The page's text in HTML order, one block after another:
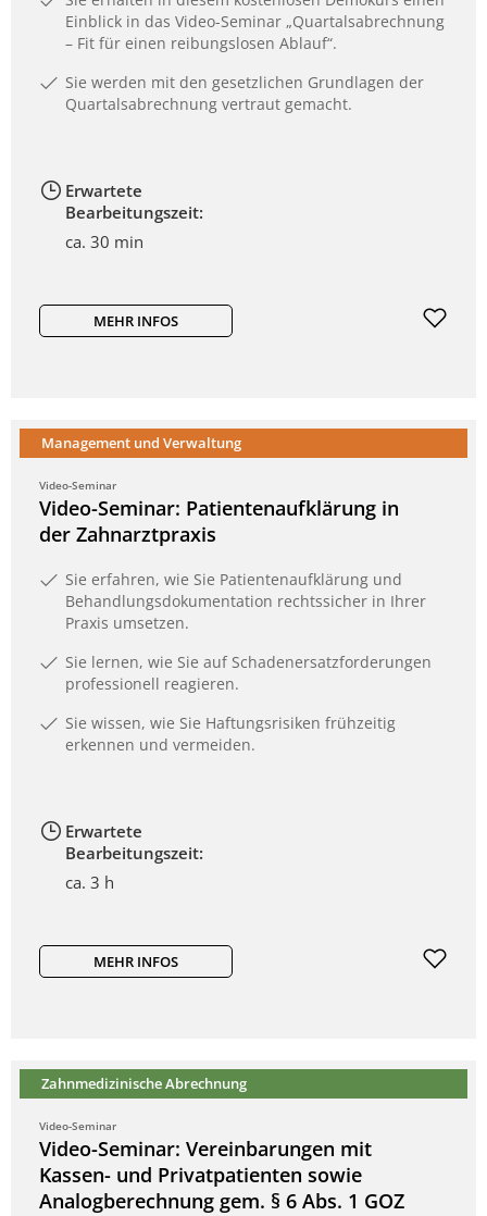
Einblick in das Video-Seminar „Quartalsabrechnung
– Fit für einen reibungslosen Ablauf“.
Sie werden mit den gesetzlichen Grundlagen der
Quartalsabrechnung vertraut gemacht.
Erwartete
Bearbeitungszeit:
ca. 30 min
MEHR INFOS
Management und Verwaltung
Video-Seminar
Video-Seminar: Patientenaufklärung in
der Zahnarztpraxis
Sie erfahren, wie Sie Patientenaufklärung und
Behandlungsdokumentation rechtssicher in Ihrer
Praxis umsetzen.
Sie lernen, wie Sie auf Schadenersatzforderungen
professionell reagieren.
Sie wissen, wie Sie Haftungsrisiken frühzeitig
erkennen und vermeiden.
Erwartete
Bearbeitungszeit:
ca. 3 h
MEHR INFOS
Zahnmedizinische Abrechnung
Video-Seminar
Video-Seminar: Vereinbarungen mit
Kassen- und Privatpatienten sowie
Analogberechnung gem. § 6 Abs. 1 GOZ